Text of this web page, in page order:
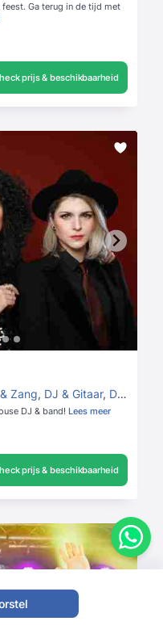
Ga terug in de tijd met
prijs & beschikbaarheid
Zang, DJ & Gitaar, DJ & Band
DJ & band! Lees meer
prijs & beschikbaarheid